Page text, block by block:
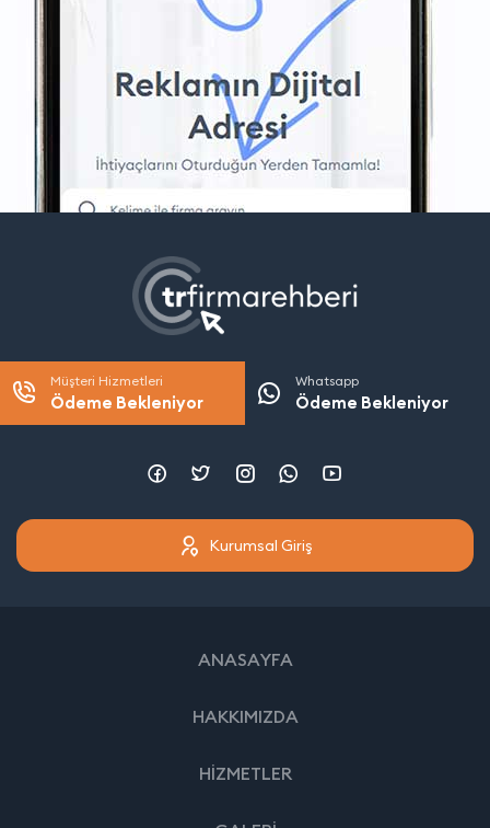
Müşteri Hizmetleri
Ödeme Bekleniyor
Whatsapp
Ödeme Bekleniyor
Kurumsal Giriş
ANASAYFA
HAKKIMIZDA
HİZMETLER